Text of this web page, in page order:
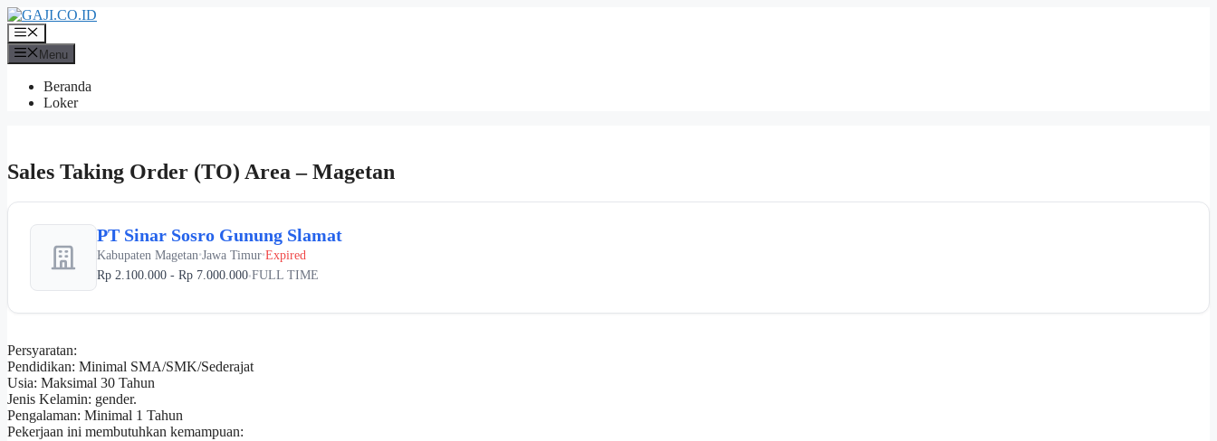
Langsung
ke
isi
Menu
Menu
Beranda
Loker
Sales Taking Order (TO) Area – Magetan
PT Sinar Sosro Gunung Slamat
Kabupaten Magetan•Jawa Timur•Expired
Rp 2.100.000 - Rp 7.000.000•FULL TIME
Persyaratan:
Pendidikan: Minimal SMA/SMK/Sederajat
Usia: Maksimal 30 Tahun
Jenis Kelamin: gender.
Pengalaman: Minimal 1 Tahun
Pekerjaan ini membutuhkan kemampuan: